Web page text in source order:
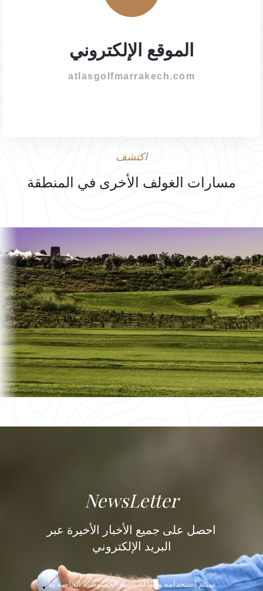
الموقع الإلكتروني
atlasgolfmarrakech.com
اكتشف
مسارات الغولف الأخرى في المنطقة
نادي نوريا
NewsLetter
احصل على جميع الأخبار الأخيرة عبر
البريد الإلكتروني
سيتم استخدامه وفقًا لسياسة الخصوصية الخاصة بنا